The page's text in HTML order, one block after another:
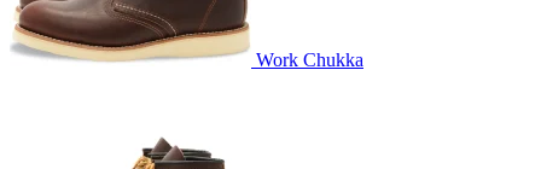
Work Chukka